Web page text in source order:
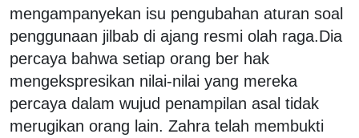
mengampanyekan isu pengubahan aturan soal
penggunaan jilbab di ajang resmi olah raga.Dia
percaya bahwa setiap orang ber hak
mengekspresikan nilai-nilai yang mereka
percaya dalam wujud penampilan asal tidak
merugikan orang lain. Zahra telah membukti